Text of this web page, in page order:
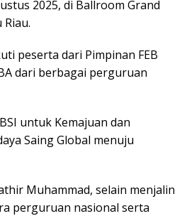
2025, di Ballroom Grand
peserta dari Pimpinan FEB
dari berbagai perguruan
untuk Kemajuan dan
Saing Global menuju
Muhammad, selain menjalin
perguruan nasional serta